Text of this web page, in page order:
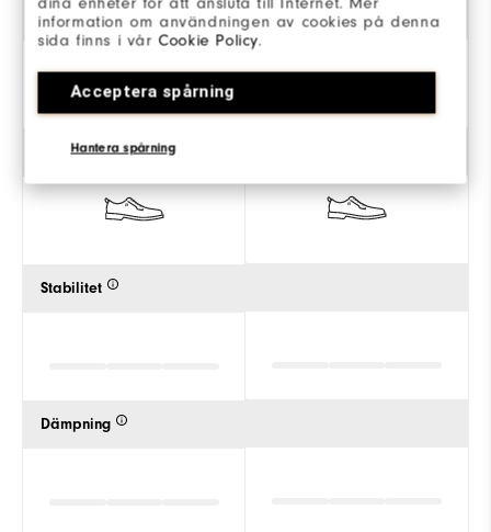
information om användningen av cookies på denna
sida finns i vårCookie Policy.
Acceptera spårning
Hantera spårning
Grepp
Stabilitet
Dämpning